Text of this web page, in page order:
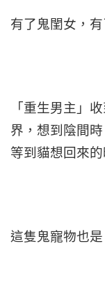
有了鬼閨女，
「重生男主」
界，想到陰間
等到貓想回來
這隻鬼寵物也